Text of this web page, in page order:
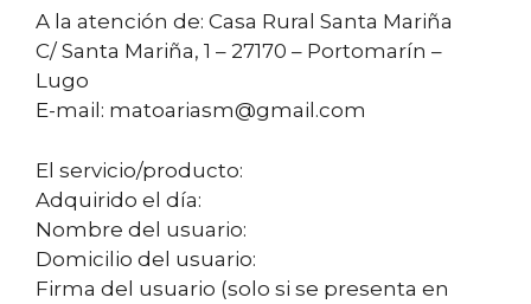
A la atención de: Casa Rural Santa Mariña
C/ Santa Mariña, 1 – 27170 – Portomarín –
Lugo
E-mail: matoariasm@gmail.com
El servicio/producto:
Adquirido el día:
Nombre del usuario:
Domicilio del usuario:
Firma del usuario (solo si se presenta en